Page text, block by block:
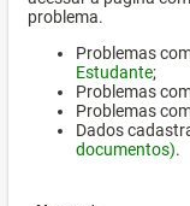
problema.
Problemas
Estudante;
Problemas
Problemas
Dados
documentos).